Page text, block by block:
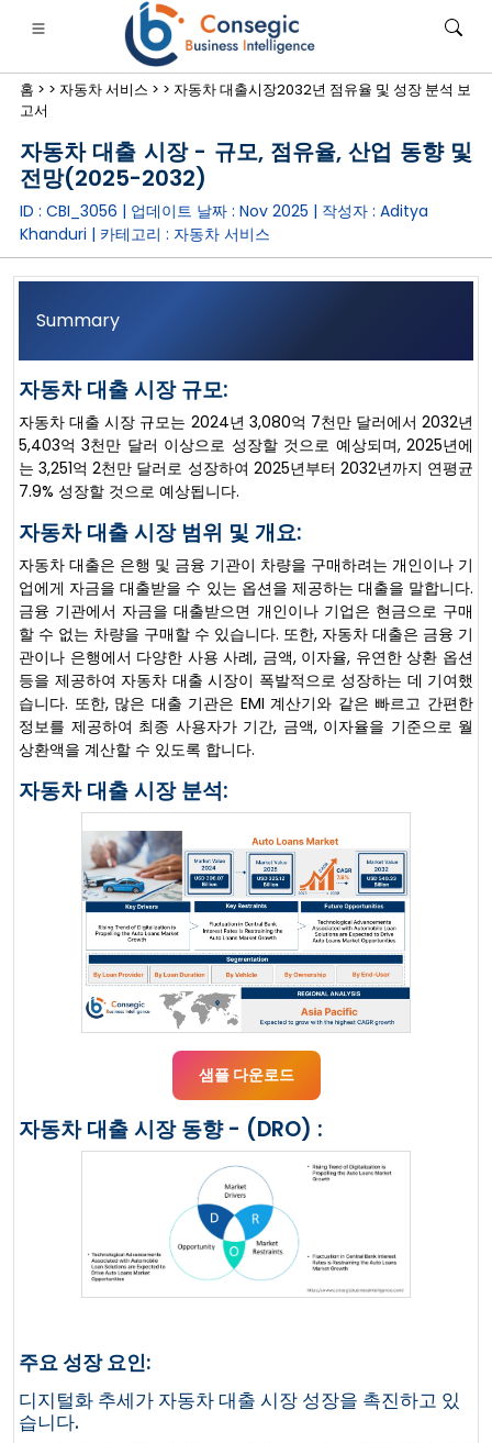
·금융·보험• 소비재 • 에너지 및 전력• 식품 및 음료
• 사례 연구
홈 > > 자동차 서비스 > > 자동차 대출시장2032년 점유율 및 성장 분석 보
고서
자동차 대출 시장 - 규모, 점유율, 산업 동향 및
전망(2025-2032)
ID : CBI_3056 | 업데이트 날짜 : Nov 2025 | 작성자 : Aditya
Khanduri | 카테고리 : 자동차 서비스
Summary
자동차 대출 시장 규모:
자동차 대출 시장 규모는 2024년 3,080억 7천만 달러에서 2032년
5,403억 3천만 달러 이상으로 성장할 것으로 예상되며, 2025년에
는 3,251억 2천만 달러로 성장하여 2025년부터 2032년까지 연평균
7.9% 성장할 것으로 예상됩니다.
자동차 대출 시장 범위 및 개요:
자동차 대출은 은행 및 금융 기관이 차량을 구매하려는 개인이나 기
업에게 자금을 대출받을 수 있는 옵션을 제공하는 대출을 말합니다.
금융 기관에서 자금을 대출받으면 개인이나 기업은 현금으로 구매
할 수 없는 차량을 구매할 수 있습니다. 또한, 자동차 대출은 금융 기
관이나 은행에서 다양한 사용 사례, 금액, 이자율, 유연한 상환 옵션
등을 제공하여 자동차 대출 시장이 폭발적으로 성장하는 데 기여했
습니다. 또한, 많은 대출 기관은 EMI 계산기와 같은 빠르고 간편한
정보를 제공하여 최종 사용자가 기간, 금액, 이자율을 기준으로 월
상환액을 계산할 수 있도록 합니다.
자동차 대출 시장 분석:
샘플 다운로드
자동차 대출 시장 동향 - (DRO) :
주요 성장 요인:
디지털화 추세가 자동차 대출 시장 성장을 촉진하고 있
습니다.